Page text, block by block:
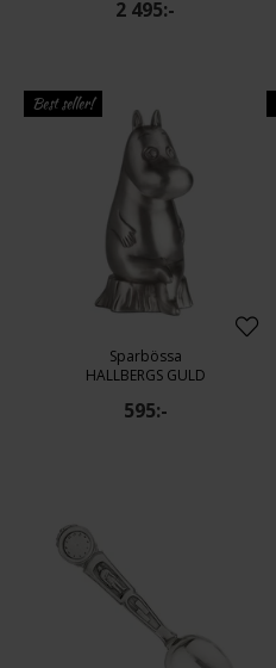
2 495:-
Best seller!
Sparbössa
HALLBERGS GULD
595:-